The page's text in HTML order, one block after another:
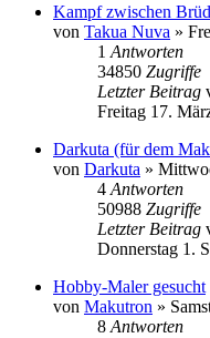
Kampf zwischen
von Takua Nuva »
1 Antworten
34850 Zugriffe
Letzter Beitrag
Freitag 17.
Darkuta (für dem
von Darkuta »
4 Antworten
50988 Zugriffe
Letzter Beitrag
Donnerstag 1.
Hobby-Maler gesucht
von Makutron »
8 Antworten